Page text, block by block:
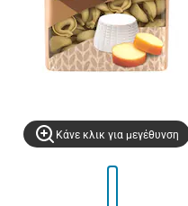
Kάνε κλικ για μεγέθυνση